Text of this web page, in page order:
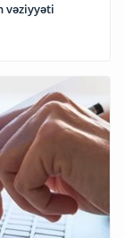
vəziyyəti